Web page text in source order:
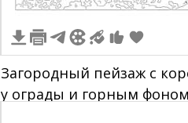
Загородный пейзаж с
у ограды и горным фоном